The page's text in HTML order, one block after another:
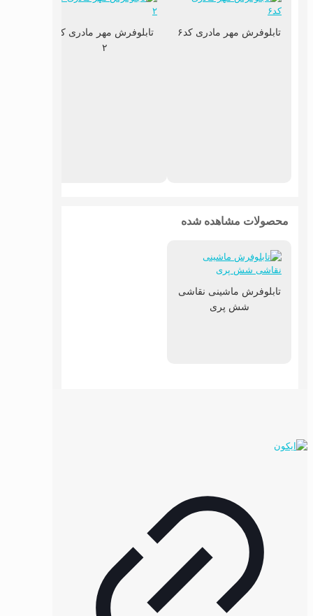
تابلوفرش مهر مادری کد۶
تابلوفرش مهر مادری کد
۲
محصولات مشاهده شده
تابلوفرش ماشینی نقاشی
شش پری